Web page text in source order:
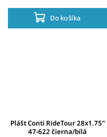
Do košíka
Plášt Conti RideTour 28x1.75"
47-622 čierna/bílá